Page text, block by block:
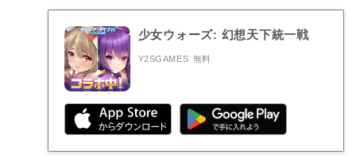
少女ウォーズ: 幻想天下統一戦
Y2SGAMES 無料